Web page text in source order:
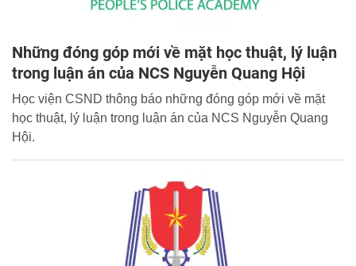
Những đóng góp mới về mặt học thuật, lý luận
trong luận án của NCS Nguyễn Quang Hội
Học viện CSND thông báo những đóng góp mới về mặt
học thuật, lý luận trong luận án của NCS Nguyễn Quang
Hội.